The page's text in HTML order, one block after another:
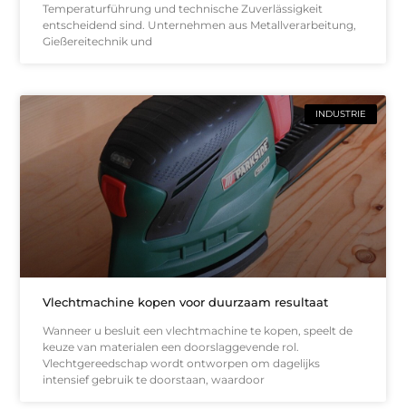
Temperaturführung und technische Zuverlässigkeit
entscheidend sind. Unternehmen aus Metallverarbeitung,
Gießereitechnik und
INDUSTRIE
Vlechtmachine kopen voor duurzaam resultaat
Wanneer u besluit een vlechtmachine te kopen, speelt de
keuze van materialen een doorslaggevende rol.
Vlechtgereedschap wordt ontworpen om dagelijks
intensief gebruik te doorstaan, waardoor